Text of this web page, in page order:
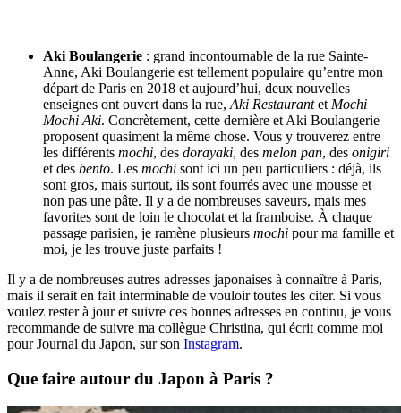
Aki Boulangerie : grand incontournable de la rue Sainte-
Anne, Aki Boulangerie est tellement populaire qu’entre mon
départ de Paris en 2018 et aujourd’hui, deux nouvelles
enseignes ont ouvert dans la rue, Aki Restaurantet Mochi
Mochi Aki. Concrètement, cette dernière et Aki Boulangerie
proposent quasiment la même chose. Vous y trouverez entre
les différents mochi, des dorayaki, des melon pan, des onigiri
et des bento. Les mochi sont ici un peu particuliers : déjà, ils
sont gros, mais surtout, ils sont fourrés avec une mousse et
non pas une pâte. Il y a de nombreuses saveurs, mais mes
favorites sont de loin le chocolat et la framboise. À chaque
passage parisien, je ramène plusieurs mochi pour ma famille et
moi, je les trouve juste parfaits !
Il y a de nombreuses autres adresses japonaises à connaître à Paris,
mais il serait en fait interminable de vouloir toutes les citer. Si vous
voulez rester à jour et suivre ces bonnes adresses en continu, je vous
recommande de suivre ma collègue Christina, qui écrit comme moi
pour Journal du Japon, sur son Instagram.
Que faire autour du Japon à Paris ?